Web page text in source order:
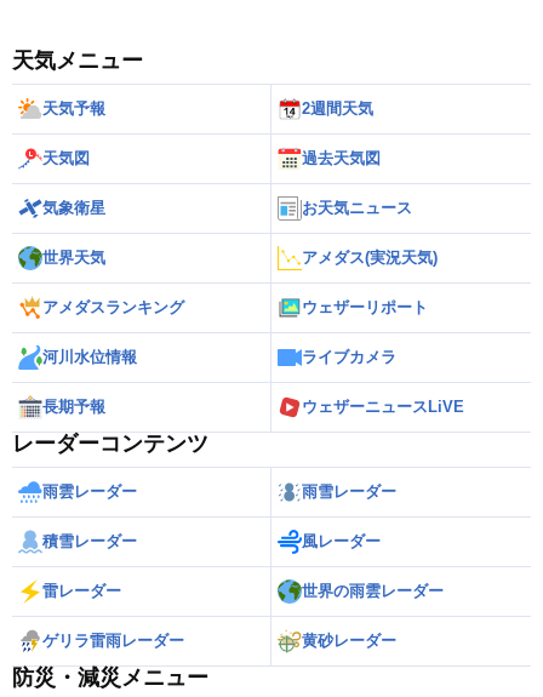
天気メニュー
天気予報 2週間天気
天気図 過去天気図
気象衛星 お天気ニュース
世界天気 アメダス(実況天気)
アメダスランキング ウェザーリポート
河川水位情報 ライブカメラ
長期予報 ウェザーニュースLiVE
レーダーコンテンツ
雨雲レーダー 雨雪レーダー
積雪レーダー 風レーダー
雷レーダー 世界の雨雲レーダー
ゲリラ雷雨レーダー 黄砂レーダー
防災・減災メニュー